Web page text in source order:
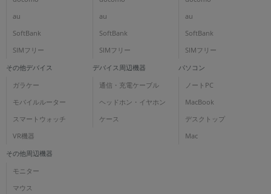
au
SoftBank
SIMフリー
au
SoftBank
SIMフリー
au
SoftBank
SIMフリー
その他デバイス
ガラケー
モバイルルーター
スマートウォッチ
VR機器
デバイス周辺機器
通信・充電ケーブル
ヘッドホン・イヤホン
ケース
パソコン
ノートPC
MacBook
デスクトップ
Mac
その他周辺機器
モニター
マウス